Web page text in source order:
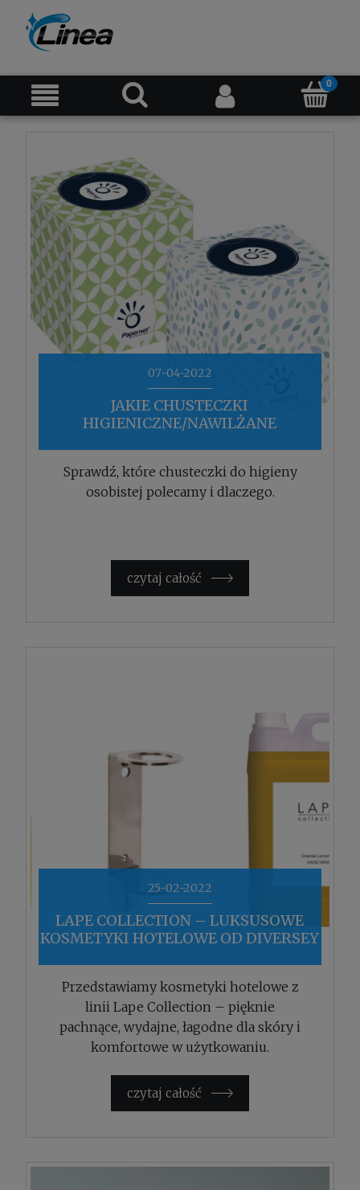
JAKIE CHUSTECZKI
HIGIENICZNE/NAWILŻANE
07-04-2022
Sprawdź, które chusteczki do higieny
osobistej polecamy i dlaczego.
czytaj całość »
LAPE COLLECTION – LUKSUSOWE
KOSMETYKI HOTELOWE OD DIVERSEY
25-02-2022
Przedstawiamy kosmetyki hotelowe z
linii Lape Collection – pięknie
pachnące, wydajne, łagodne dla skóry i
komfortowe w użytkowaniu.
czytaj całość »